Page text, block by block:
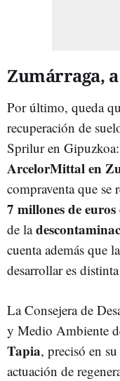
Zumárraga,
Por último, queda
recuperación de
Sprilur en
ArcelorMittal en
compraventa que
7 millones de euros
de la
cuenta además que
desarrollar es
La Consejera de
y Medio Ambiente
Tapia, precisó en
actuación de